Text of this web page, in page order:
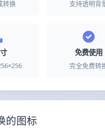
转换 支持透明背
免费使用
完全免费转
的图标